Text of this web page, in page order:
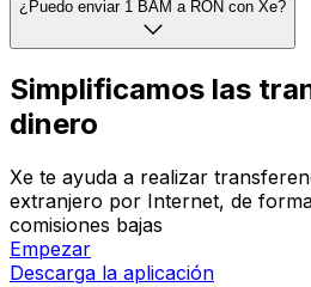
¿Puedo enviar 1 BAM a RON con Xe?
Simplificamos las
dinero
Xe te ayuda a realizar
extranjero por Internet, de
comisiones bajas
Empezar
Descarga la aplicación